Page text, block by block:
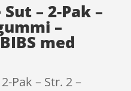
– 2-Pak –
–
med
Pak – Str. 2 –